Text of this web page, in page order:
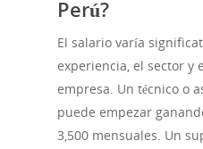
Perú?
El salario varía
experiencia, el sector y
empresa. Un técnico o
puede empezar
3,500 mensuales. Un